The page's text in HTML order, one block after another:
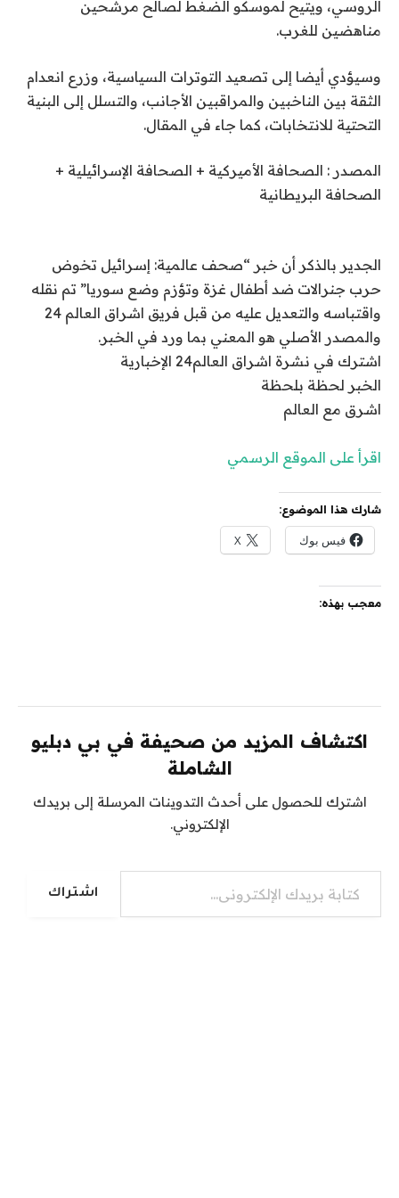
الروسي، ويتيح لموسكو الضغط لصالح مرشحين
مناهضين للغرب.
وسيؤدي أيضا إلى تصعيد التوترات السياسية، وزرع انعدام
الثقة بين الناخبين والمراقبين الأجانب، والتسلل إلى البنية
التحتية للانتخابات، كما جاء في المقال.
المصدر : الصحافة الأميركية + الصحافة الإسرائيلية +
الصحافة البريطانية
الجدير بالذكر أن خبر “صحف عالمية: إسرائيل تخوض
حرب جنرالات ضد أطفال غزة وتؤزم وضع سوريا” تم نقله
واقتباسه والتعديل عليه من قبل فريق اشراق العالم 24
والمصدر الأصلي هو المعني بما ورد في الخبر.
اشترك في نشرة اشراق العالم24 الإخبارية
الخبر لحظة بلحظة
اشرق مع العالم
اقرأ على الموقع الرسمي
شارك هذا الموضوع:
فيس بوك X
معجب بهذه:
اكتشاف المزيد من صحيفة في بي دبليو
الشاملة
اشترك للحصول على أحدث التدوينات المرسلة إلى بريدك
الإلكتروني.
كتابة بريدك الإلكتروني...
اشتراك